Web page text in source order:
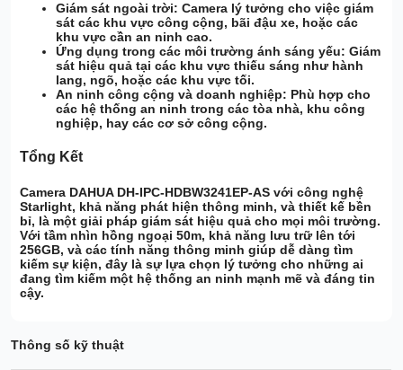
Giám sát ngoài trời: Camera lý tưởng cho việc giám
sát các khu vực công cộng, bãi đậu xe, hoặc các
khu vực cần an ninh cao.
Ứng dụng trong các môi trường ánh sáng yếu: Giám
sát hiệu quả tại các khu vực thiếu sáng như hành
lang, ngõ, hoặc các khu vực tối.
An ninh công cộng và doanh nghiệp: Phù hợp cho
các hệ thống an ninh trong các tòa nhà, khu công
nghiệp, hay các cơ sở công cộng.
Tổng Kết
Camera DAHUA DH-IPC-HDBW3241EP-AS với công nghệ
Starlight, khả năng phát hiện thông minh, và thiết kế bền
bỉ, là một giải pháp giám sát hiệu quả cho mọi môi trường.
Với tầm nhìn hồng ngoại 50m, khả năng lưu trữ lên tới
256GB, và các tính năng thông minh giúp dễ dàng tìm
kiếm sự kiện, đây là sự lựa chọn lý tưởng cho những ai
đang tìm kiếm một hệ thống an ninh mạnh mẽ và đáng tin
cậy.
Thông số kỹ thuật